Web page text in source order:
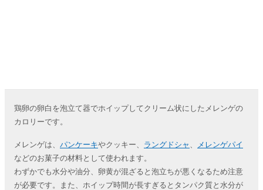
鶏卵の卵白を泡立て器でホイップしてクリーム状にしたメレンゲの
カロリーです。
メレンゲは、 パンケーキやクッキー、 ラングドシャ 、
メレンゲパイ
などのお菓子の材料として使われます。
わずかでも水分や油分、卵黄が混ざると泡立ちが悪くなるため注意
が必要です。また、ホイップ時間が長すぎるとタンパク質と水分が